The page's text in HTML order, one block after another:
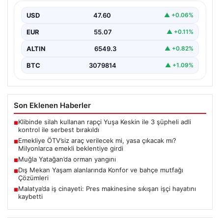
USD 47.60 ▲ +0.06%
EUR 55.07 ▲ +0.11%
ALTIN 6549.3 ▲ +0.82%
BTC 3079814 ▲ +1.09%
Son Eklenen Haberler
■Klibinde silah kullanan rapçi Yuşa Keskin ile 3 şüpheli adli
kontrol ile serbest bırakıldı
■Emekliye ÖTV’siz araç verilecek mi, yasa çıkacak mı?
Milyonlarca emekli beklentiye girdi
■Muğla Yatağan’da orman yangını
■Dış Mekan Yaşam alanlarında Konfor ve bahçe mutfağı
Çözümleri
■Malatya’da iş cinayeti: Pres makinesine sıkışan işçi hayatını
kaybetti